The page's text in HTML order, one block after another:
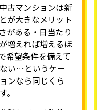
古マンションは新
が大きなメリット
がある・日当たり
増えれば増えるほ
希望条件を備えて
い…というケー
ンなら同じくら